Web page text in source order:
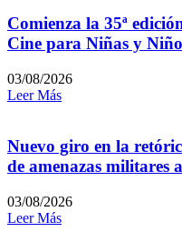
Comienza la 35ª
Cine para Niñas y
03/08/2026
Leer Más
Nuevo giro en la
de amenazas militares
03/08/2026
Leer Más